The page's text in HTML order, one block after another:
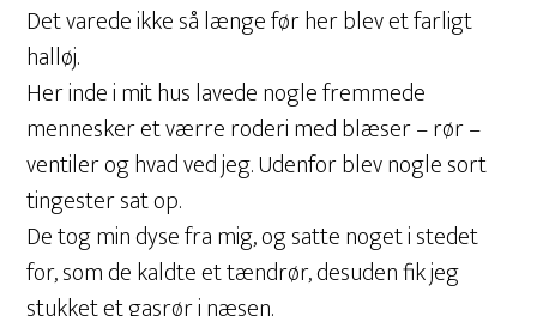
Det varede ikke så længe før her blev et farligt
halløj.
Her inde i mit hus lavede nogle fremmede
mennesker et værre roderi med blæser – rør –
ventiler og hvad ved jeg. Udenfor blev nogle sort
tingester sat op.
De tog min dyse fra mig, og satte noget i stedet
for, som de kaldte et tændrør, desuden fik jeg